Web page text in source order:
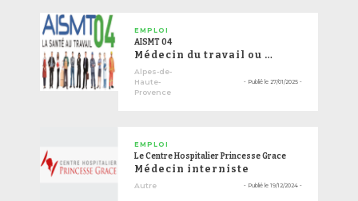
EMPLOI
AISMT 04
Médecin du travail ou Collaborateur mé...
Alpes-de-
Haute-
Provence
- Publié le 27/01/2025 -
EMPLOI
Le Centre Hospitalier Princesse Grace
Médecin interniste
Autre - Publié le 19/12/2024 -